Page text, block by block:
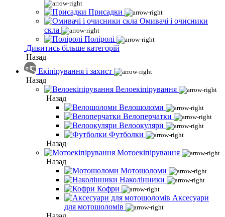
Присадки
Омивачі і очисники
скла
Поліролі
Дивитись більше категорій
Назад
Екіпірування і захист
Назад
Велоекіпірування
Назад
Велошоломи
Велоперчатки
Велоокуляри
Футболки
Назад
Мотоекіпірування
Назад
Мотошоломи
Наколінники
Кофри
Аксесуари
для мотошоломів